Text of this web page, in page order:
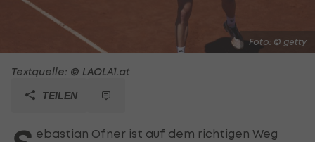
Foto: © getty
Textquelle: © LAOLA1.at
TEILEN
ebastian Ofner ist auf dem richtigen Weg